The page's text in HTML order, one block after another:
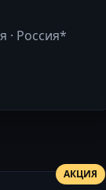
· Россия*
АКЦИЯ